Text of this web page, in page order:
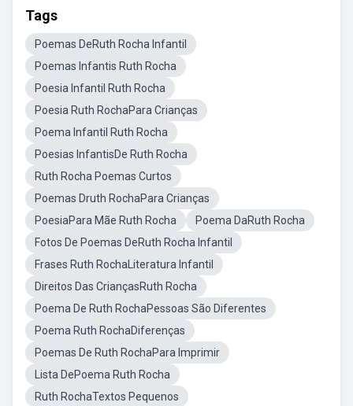
Tags
Poemas DeRuth Rocha Infantil
Poemas Infantis Ruth Rocha
Poesia Infantil Ruth Rocha
Poesia Ruth RochaPara Crianças
Poema Infantil Ruth Rocha
Poesias InfantisDe Ruth Rocha
Ruth Rocha Poemas Curtos
Poemas Druth RochaPara Crianças
PoesiaPara Mãe Ruth Rocha
Poema DaRuth Rocha
Fotos De Poemas DeRuth Rocha Infantil
Frases Ruth RochaLiteratura Infantil
Direitos Das CriançasRuth Rocha
Poema De Ruth RochaPessoas São Diferentes
Poema Ruth RochaDiferenças
Poemas De Ruth RochaPara Imprimir
Lista DePoema Ruth Rocha
Ruth RochaTextos Pequenos